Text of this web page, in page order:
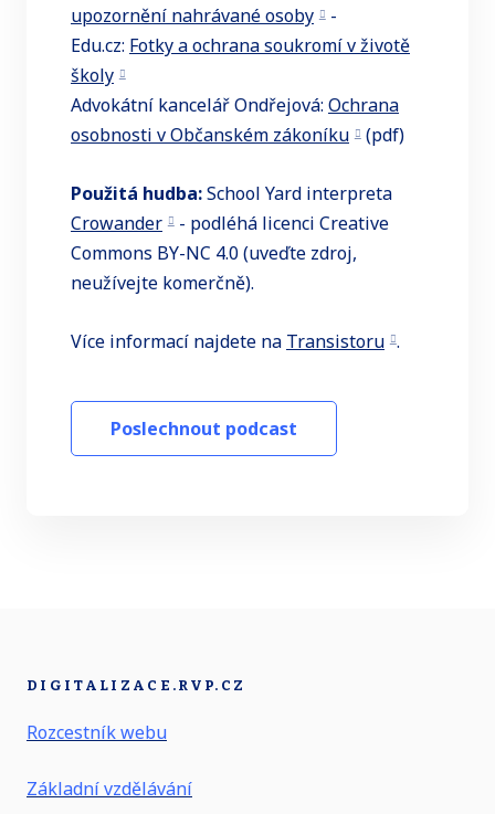
upozornění nahrávané osoby -
Edu.cz: Fotky a ochrana soukromí v životě
školy
Advokátní kancelář Ondřejová: Ochrana
osobnosti v Občanském zákoníku (pdf)
Použitá hudba:School Yard interpreta
Crowander - podléhá licenci Creative
Commons BY-NC 4.0 (uveďte zdroj,
neužívejte komerčně).
Více informací najdete na Transistoru .
Poslechnout podcast
DIGITALIZACE.RVP.CZ
Rozcestník webu
Základní vzdělávání